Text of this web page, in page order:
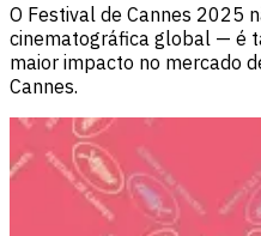
O Festival de Cannes 2025
cinematográfica global — é
maior impacto no mercado
Cannes.